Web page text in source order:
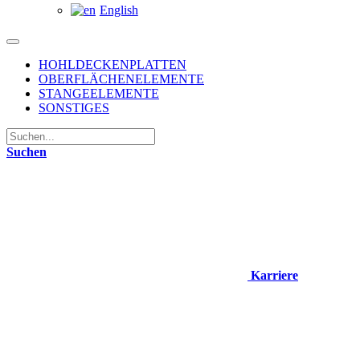
English
HOHLDECKENPLATTEN
OBERFLÄCHENELEMENTE
STANGEELEMENTE
SONSTIGES
Suchen
Karriere